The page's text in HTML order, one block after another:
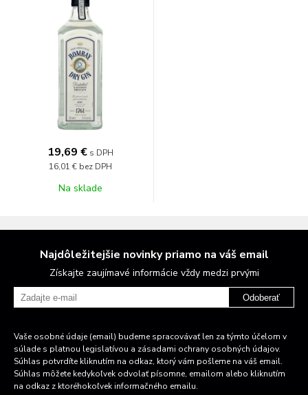
19,69 € s DPH
16,01 € bez DPH
Na sklade
Najdôležitejšie novinky priamo na váš email
Získajte zaujímavé informácie vždy medzi prvými
Odoberať
Vaše osobné údaje (email) budeme spracovávať len za týmto účelom v
súlade s platnou legislatívou a zásadami ochrany osobných údajov.
Súhlas potvrdíte kliknutím na odkaz, ktorý vám pošleme na váš email.
Súhlas môžete kedykoľvek odvolať písomne, emailom alebo kliknutím
na odkaz z ktoréhokoľvek informačného emailu.